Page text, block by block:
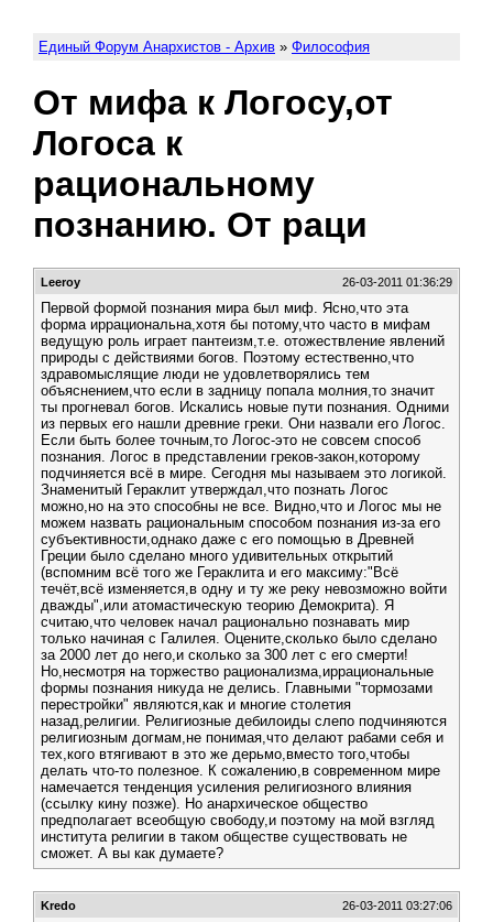
Единый Форум Анархистов - Архив » Философия
От мифа к Логосу,от
Логоса к
рациональному
познанию. От раци
Leeroy 26-03-2011 01:36:29
Первой формой познания мира был миф. Ясно,что эта
форма иррациональна,хотя бы потому,что часто в мифам
ведущую роль играет пантеизм,т.е. отожествление явлений
природы с действиями богов. Поэтому естественно,что
здравомыслящие люди не удовлетворялись тем
объяснением,что если в задницу попала молния,то значит
ты прогневал богов. Искались новые пути познания. Одними
из первых его нашли древние греки. Они назвали его Логос.
Если быть более точным,то Логос-это не совсем способ
познания. Логос в представлении греков-закон,которому
подчиняется всё в мире. Сегодня мы называем это логикой.
Знаменитый Гераклит утверждал,что познать Логос
можно,но на это способны не все. Видно,что и Логос мы не
можем назвать рациональным способом познания из-за его
субъективности,однако даже с его помощью в Древней
Греции было сделано много удивительных открытий
(вспомним всё того же Гераклита и его максиму:"Всё
течёт,всё изменяется,в одну и ту же реку невозможно войти
дважды",или атомастическую теорию Демокрита). Я
считаю,что человек начал рационально познавать мир
только начиная с Галилея. Оцените,сколько было сделано
за 2000 лет до него,и сколько за 300 лет с его смерти!
Но,несмотря на торжество рационализма,иррациональные
формы познания никуда не делись. Главными "тормозами
перестройки" являются,как и многие столетия
назад,религии. Религиозные дебилоиды слепо подчиняются
религиозным догмам,не понимая,что делают рабами себя и
тех,кого втягивают в это же дерьмо,вместо того,чтобы
делать что-то полезное. К сожалению,в современном мире
намечается тенденция усиления религиозного влияния
(ссылку кину позже). Но анархическое общество
предполагает всеобщую свободу,и поэтому на мой взгляд
института религии в таком обществе существовать не
сможет. А вы как думаете?
Kredo 26-03-2011 03:27:06